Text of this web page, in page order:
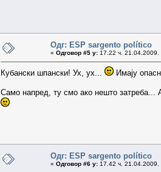
Одг: ESP sargento político
« Одговор #5 у: 17.22 ч. 21.04.2009.
Кубански шпански! Ух, ух... Имају
Само напред, ту смо ако нешто
Одг: ESP sargento político
« Одговор #6 у: 17.42 ч. 21.04.2009.